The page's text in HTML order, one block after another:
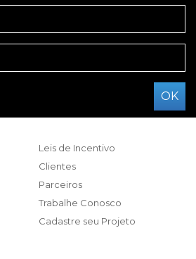
Leis de Incentivo
Clientes
Parceiros
Trabalhe Conosco
Cadastre seu Projeto